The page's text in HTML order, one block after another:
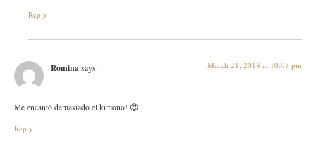
Reply
Romina says: March 21, 2018 at 10:07 pm
Me encantó demasiado el kimono! 😍
Reply